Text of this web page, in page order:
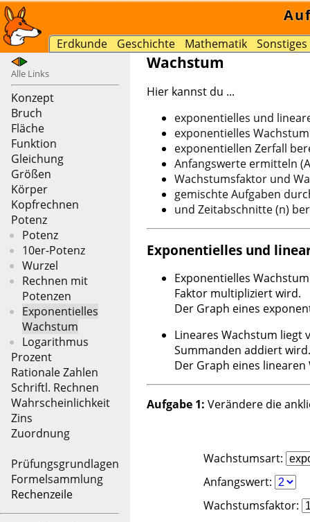
Erdkunde Geschichte Mathematik Sonstiges
Alle Links
Konzept
Bruch
Fläche
Funktion
Gleichung
Größen
Körper
Kopfrechnen
Potenz
Potenz
10er-Potenz
Wurzel
Rechnen mit
Potenzen
Exponentielles
Wachstum
Logarithmus
Prozent
Rationale Zahlen
Schriftl. Rechnen
Wahrscheinlichkeit
Zins
Zuordnung
Prüfungsgrundlagen
Formelsammlung
Rechenzeile
Wachstum
Hier kannst du ...
exponentielles und
exponentielles
exponentiellen Zerfall
Anfangswerte ermitteln
Wachstumsfaktor und
gemischte Aufgaben
und Zeitabschnitte (n)
Exponentielles und
Exponentielles
Faktor multipliziert wird.
Der Graph eines
Lineares Wachstum liegt
Summanden addiert wird.
Der Graph eines
Aufgabe 1: Verändere die
Wachstumsart:
Anfangswert:
Wachstumsfaktor: